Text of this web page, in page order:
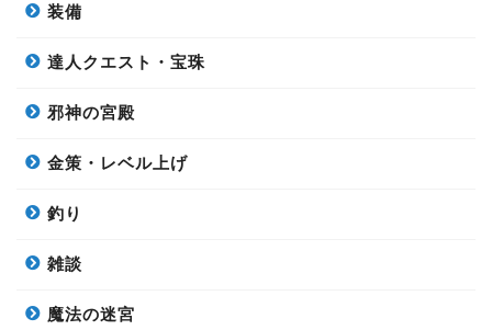
装備
達人クエスト・宝珠
邪神の宮殿
金策・レベル上げ
釣り
雑談
魔法の迷宮